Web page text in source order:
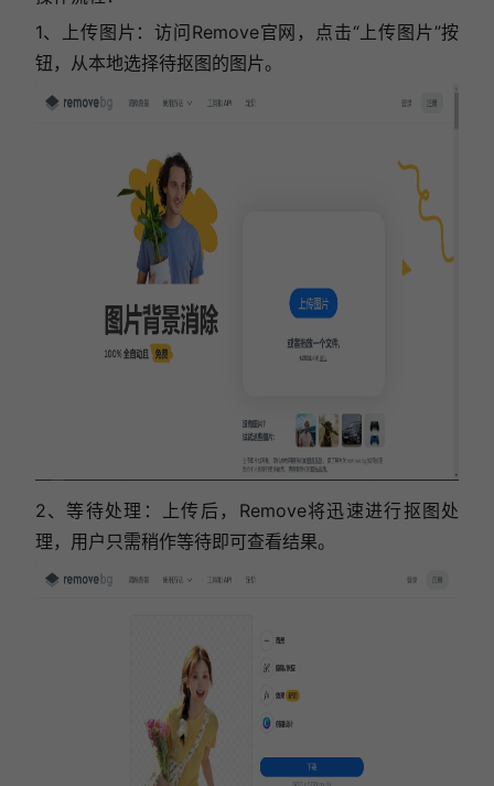
1、上传图片：访问Remove官网，点击“上传图片”按
钮，从本地选择待抠图的图片。
2、等待处理：上传后，Remove将迅速进行抠图处
理，用户只需稍作等待即可查看结果。